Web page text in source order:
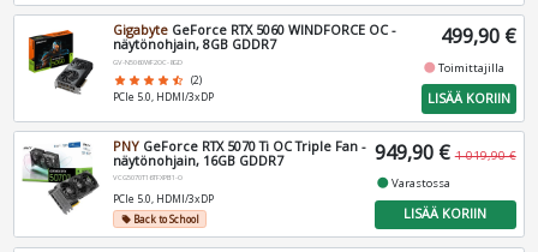
Gigabyte GeForce RTX 5060 WINDFORCE OC -
näytönohjain, 8GB GDDR7
GV-N5060WF2OC-8GD
star star star star star_half (2)
PCIe 5.0, HDMI/3xDP
499,90 €
fiber_manual_recordToimittajilla
LISÄÄ KORIIN
PNY GeForce RTX 5070 Ti OC Triple Fan -
näytönohjain, 16GB GDDR7
VCG5070T16TFXPB1-O
PCIe 5.0, HDMI/3xDP
local_offerBack to School
949,90 € 1 019,90 €
fiber_manual_recordVarastossa
LISÄÄ KORIIN